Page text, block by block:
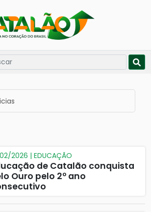
2026 | EDUCAÇÃO
de Catalão conquista
Ouro pelo 2º ano